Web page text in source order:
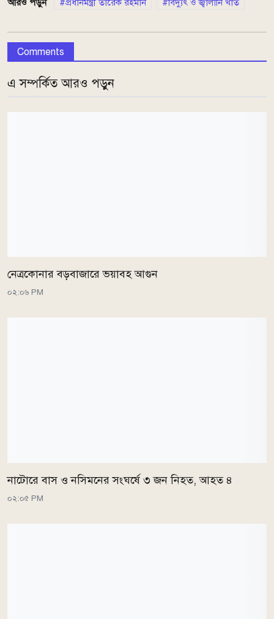
আরও পড়ুন প্রধানমন্ত্রী তারেক রহমান বিদ্যুৎ ও জ্বালানি খাত
Comments
এ সম্পর্কিত আরও পড়ুন
নেত্রকোনার বড়বাজারে ভয়াবহ আগুন
০২:০৬ PM
নাটোরে বাস ও নসিমনের সংঘর্ষে ৩ জন নিহত, আহত ৪
০২:০৫ PM